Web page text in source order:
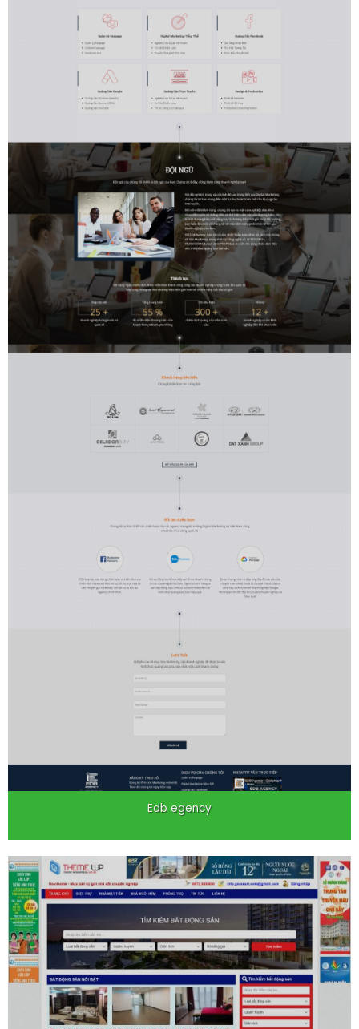
Edb egency